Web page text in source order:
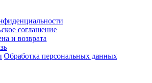
соглашение
и возврата
Обработка персональных данных